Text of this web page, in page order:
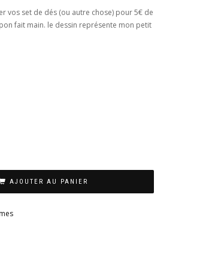
vos set de dés (ou autre chose) pour 5€ de
fait main. le dessin représente mon petit
AJOUTER AU PANIER